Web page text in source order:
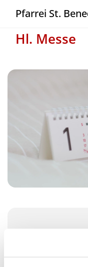
Pfarrei St.
Hl. Messe
Freitag, 10.